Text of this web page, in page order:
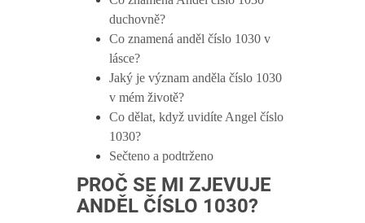
duchovně?
Co znamená anděl číslo 1030 v
lásce?
Jaký je význam anděla číslo 1030
v mém životě?
Co dělat, když uvidíte Angel číslo
1030?
Sečteno a podtrženo
PROČ SE MI ZJEVUJE
ANDĚL ČÍSLO 1030?